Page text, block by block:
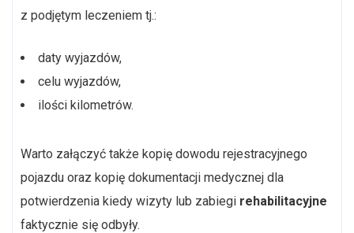
z podjętym leczeniem tj.:
daty wyjazdów,
celu wyjazdów,
ilości kilometrów.
Warto załączyć także kopię dowodu rejestracyjnego
pojazdu oraz kopię dokumentacji medycznej dla
potwierdzenia kiedy wizyty lub zabiegi rehabilitacyjne
faktycznie się odbyły.